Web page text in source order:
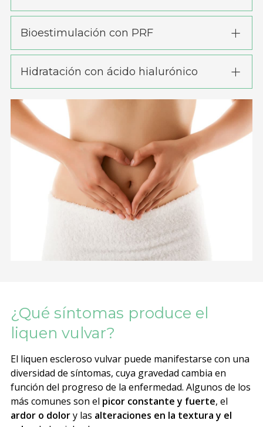
¿Qué síntomas produce el
liquen vulvar?
diversidad de síntomas, cuya gravedad cambia en
función del progreso de la enfermedad. Algunos de los
más comunes son elpicor constante y fuerte, el
ardor o dolory lasalteraciones en la textura y el
colorde la piel vulvar.